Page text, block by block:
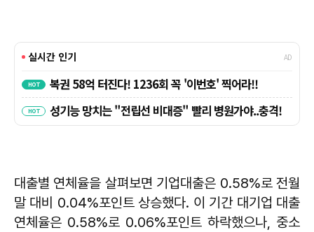
대출별 연체율을 살펴보면 기업대출은 0.58%로 전월
말 대비 0.04%포인트 상승했다. 이 기간 대기업 대출
연체율은 0.58%로 0.06%포인트 하락했으나, 중소